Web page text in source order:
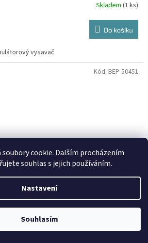
cookie. Dalším procházením
souhlas s jejich používáním.
Nastavení
Souhlasím
"Výprodej", kde naleznete produkty za
Skladem (1 ks)
Do košíku
vysavač
Kód: BEP-50451